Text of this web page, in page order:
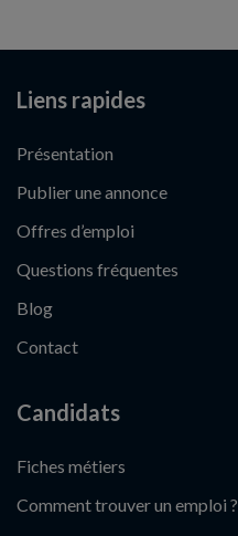
Liens rapides
Présentation
Publier une annonce
Offres d’emploi
Questions fréquentes
Blog
Contact
Candidats
Fiches métiers
Comment trouver un emploi ?